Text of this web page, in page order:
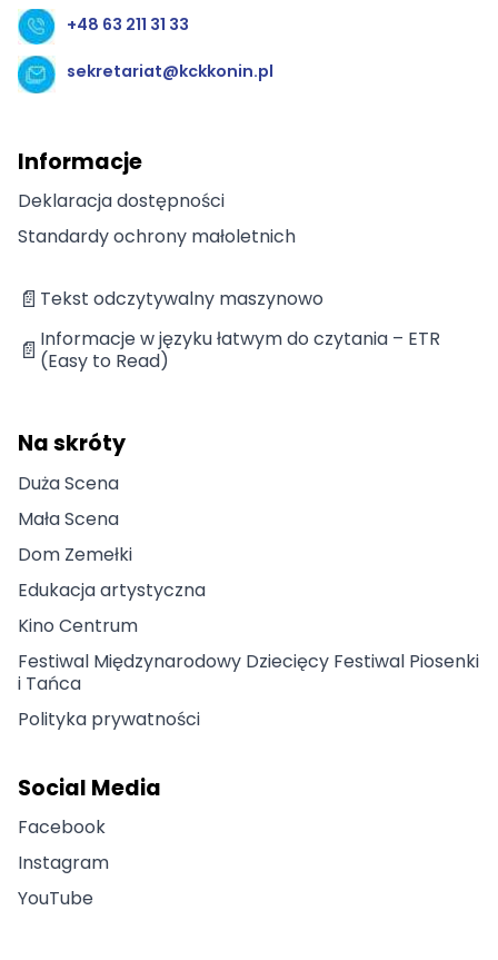
+48 63 211 31 33
sekretariat@kckkonin.pl
Informacje
Deklaracja dostępności
Standardy ochrony małoletnich
📄 Tekst odczytywalny maszynowo
📄 Informacje w języku łatwym do czytania – ETR
(Easy to Read)
Na skróty
Duża Scena
Mała Scena
Dom Zemełki
Edukacja artystyczna
Kino Centrum
Festiwal Międzynarodowy Dziecięcy Festiwal Piosenki
i Tańca
Polityka prywatności
Social Media
Facebook
Instagram
YouTube